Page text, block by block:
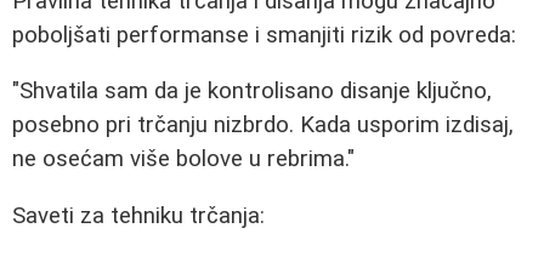
poboljšati performanse i smanjiti rizik od povreda:
"Shvatila sam da je kontrolisano disanje ključno,
posebno pri trčanju nizbrdo. Kada usporim izdisaj,
ne osećam više bolove u rebrima."
Saveti za tehniku trčanja: